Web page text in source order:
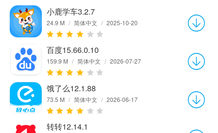
小鹿学车3.2.7
24.9 M / 简体中文 / 2025-10-20
百度15.66.0.10
159.9 M / 简体中文 / 2026-07-27
饿了么12.1.88
73.5 M / 简体中文 / 2026-06-17
转转12.14.1